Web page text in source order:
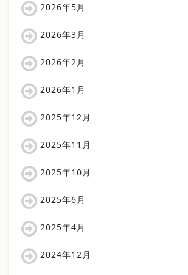
2026年5月
2026年3月
2026年2月
2026年1月
2025年12月
2025年11月
2025年10月
2025年6月
2025年4月
2024年12月